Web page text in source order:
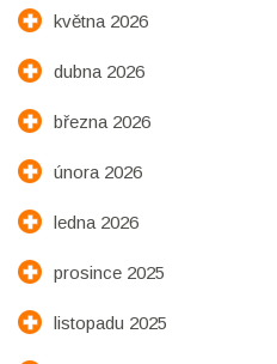
května 2026
dubna 2026
března 2026
února 2026
ledna 2026
prosince 2025
listopadu 2025